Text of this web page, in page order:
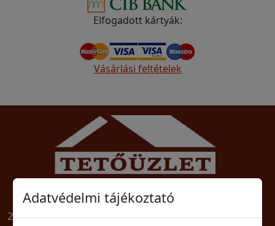
Elfogadott kártyák:
Vásárlási feltételek
Tető-Zsindely Építőanyag Szaküzlet
2030 Érd, Balatoni út 1/E. Tel: (23)364-561
Adatvédelmi tájékoztató